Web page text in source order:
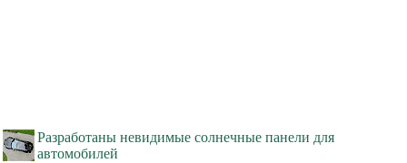
Разработаны невидимые солнечные панели для
автомобилей